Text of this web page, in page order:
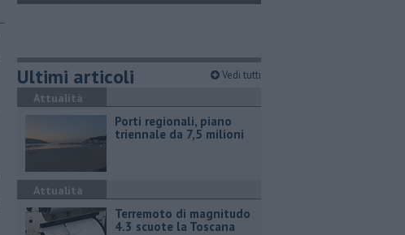
Ultimi articoli Vedi tutti
Attualità
Porti regionali, piano
triennale da 7,5 milioni
Attualità
Terremoto di magnitudo
4.3 scuote la Toscana